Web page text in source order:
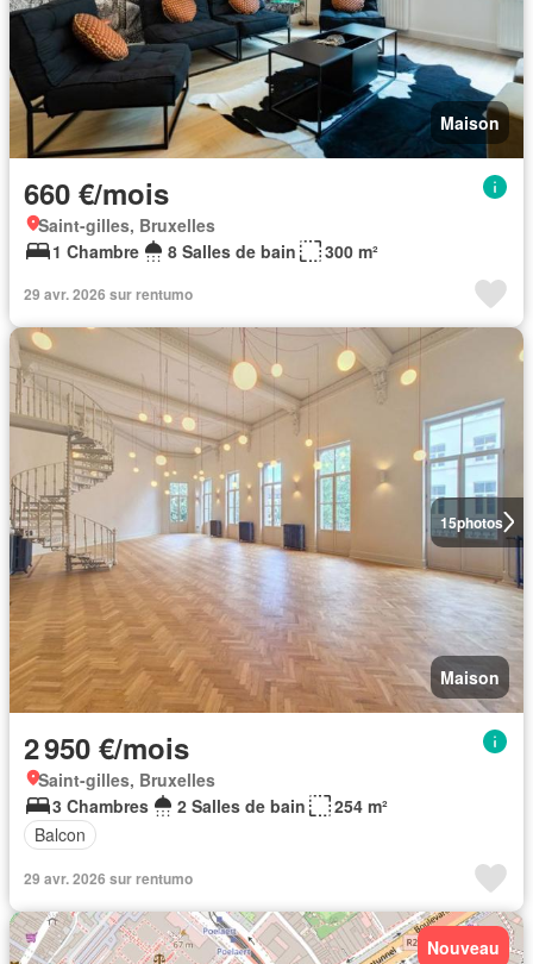
Maison
660 €/mois
Saint-gilles, Bruxelles
1 Chambre
8 Salles de bain 300 m²
29 avr. 2026 sur rentumo
15photos
Maison
2 950 €/mois
Saint-gilles, Bruxelles
3 Chambres
2 Salles de bain
254 m²
Balcon
29 avr. 2026 sur rentumo
Nouveau